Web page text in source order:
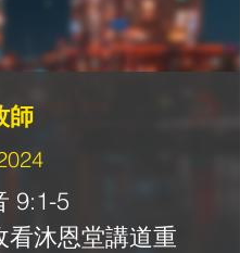
師
9:1-5
看沐恩堂講道重